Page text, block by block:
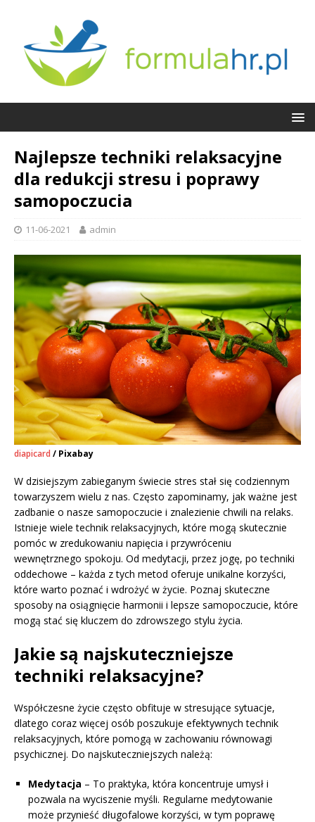
Najlepsze techniki relaksacyjne
dla redukcji stresu i poprawy
samopoczucia
11-06-2021 admin
diapicard / Pixabay
W dzisiejszym zabieganym świecie stres stał się codziennym
towarzyszem wielu z nas. Często zapominamy, jak ważne jest
zadbanie o nasze samopoczucie i znalezienie chwili na relaks.
Istnieje wiele technik relaksacyjnych, które mogą skutecznie
pomóc w zredukowaniu napięcia i przywróceniu
wewnętrznego spokoju. Od medytacji, przez jogę, po techniki
oddechowe – każda z tych metod oferuje unikalne korzyści,
które warto poznać i wdrożyć w życie. Poznaj skuteczne
sposoby na osiągnięcie harmonii i lepsze samopoczucie, które
mogą stać się kluczem do zdrowszego stylu życia.
Jakie są najskuteczniejsze
techniki relaksacyjne?
Współczesne życie często obfituje w stresujące sytuacje,
dlatego coraz więcej osób poszukuje efektywnych technik
relaksacyjnych, które pomogą w zachowaniu równowagi
psychicznej. Do najskuteczniejszych należą:
Medytacja – To praktyka, która koncentruje umysł i
pozwala na wyciszenie myśli. Regularne medytowanie
może przynieść długofalowe korzyści, w tym poprawę